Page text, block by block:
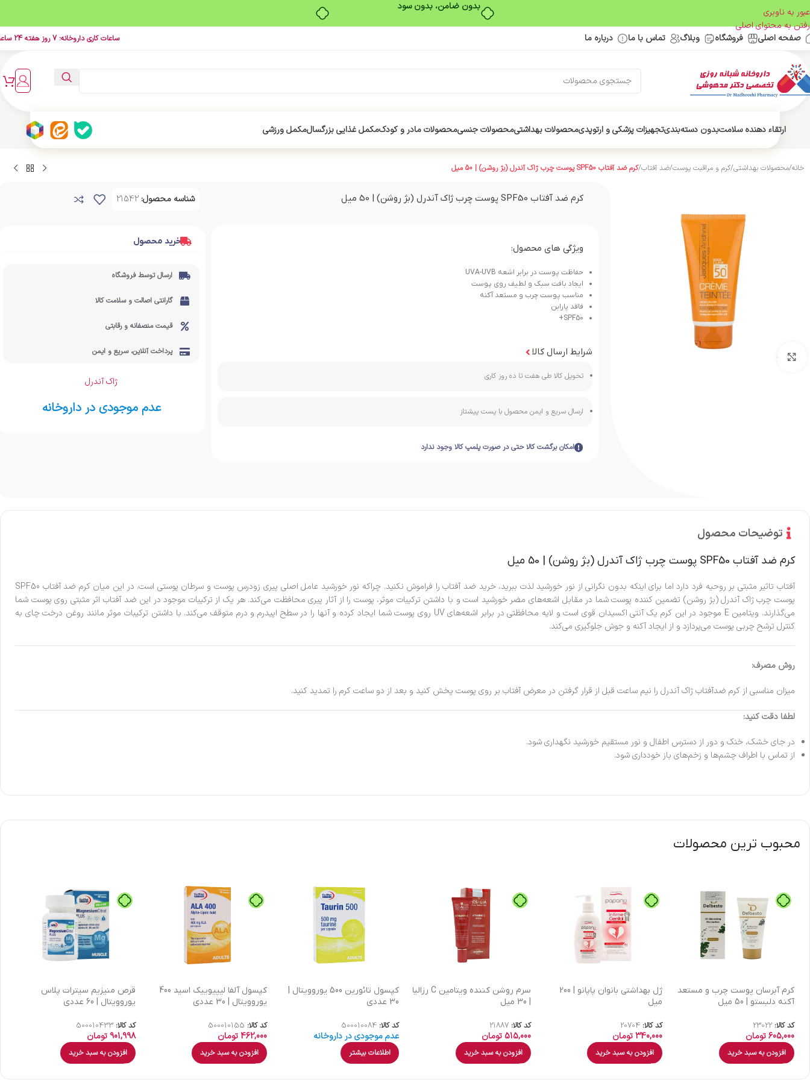
بدون ضامن، بدون سود
عبور به ناوبری
رفتن به محتوای اصلی
صفحه اصلی
فروشگاه وبلاگ تماس با ما درباره ما ساعات کاری داروخانه: 7 روز هفته 24 ساعت
ارتقاء دهنده سلامتبدون دسته‌بندیتجهیزات پزشکی و ارتوپدیمحصولات بهداشتیمحصولات جنسیمحصولات مادر و کودکمکمل غذایی بزرگسالمکمل ورزشی
خانه/محصولات بهداشتی/کرم و مراقبت پوست/ضد آفتاب/کرم ضد آفتاب SPF50 پوست چرب ژاک آندرل (بژ روشن) | 50 میل
کرم ضد آفتاب SPF50 پوست چرب ژاک آندرل (بژ روشن) | 50 میل
ویژگی های محصول:
حفاظت پوست در برابر اشعه UVA-UVB
ایجاد بافت سبک و لطیف روی پوست
مناسب پوست چرب و مستعد آکنه
فاقد پارابن
SPF50+
شرایط ارسال کالا
تحویل کالا طی هفت تا ده روز کاری
ارسال سریع و ایمن محصول با پست پیشتاز
امکان برگشت کالا حتی در صورت پلمپ کالا وجود ندارد
شناسه محصول: 21542
خرید محصول
ارسال توسط فروشگاه
گارانتی اصالت و سلامت کالا
قیمت منصفانه و رقابتی
پرداخت آنلاین، سریع و ایمن
ژاک آندرل
عدم موجودی در داروخانه
توضیحات محصول
کرم ضد آفتاب SPF50 پوست چرب ژاک آندرل (بژ روشن) | 50 میل
آفتاب تاثیر مثبتی بر روحیه فرد دارد اما برای اینکه بدون نگرانی از نور خورشید لذت ببرید، خرید ضد آفتاب را فراموش نکنید. چراکه نور خورشید عامل اصلی پیری زودرس پوست و سرطان پوستی است. در این میان کرم ضد آفتاب SPF50
پوست چرب ژاک آندرل (بژ روشن) تضمین کننده پوست شما در مقابل اشعه‌های مضر خورشید است و با داشتن ترکیبات موثر، پوست را از آثار پیری محافظت می‌کند. هر یک از ترکیبات موجود در این ضد آفتاب اثر مثبتی روی پوست شما
می‌گذارند. ویتامین E موجود در این کرم یک آنتی اکسیدان قوی است و لایه محافظتی در برابر اشعه‌های UV روی پوست شما ایجاد کرده و آنها را در سطح اپیدرم و درم متوقف می‌کند. با داشتن ترکیبات موثر مانند روغن درخت چای به
کنترل ترشح چربی پوست می‌پردازد و از ایجاد آکنه و جوش جلوگیری می‌کند.
روش مصرف:
میزان مناسبی از کرم ضدآفتاب ژاک آندرل را نیم ساعت قبل از قرار گرفتن در معرض آفتاب بر روی پوست پخش کنید و بعد از دو ساعت کرم را تمدید کنید.
لطفا دقت کنید:
در جای خشک، خنک و دور از دسترس اطفال و نور مستقیم خورشید نگهداری شود.
از تماس با اطراف چشم‌ها و زخم‌های باز خودداری شود.
محبوب ترین محصولات
كرم آبرسان پوست چرب و مستعد
آکنه دلبستو | 50 میل
کد کالا: 23022
605,000تومان
افزودن به سبد خرید
ژل بهداشتی بانوان پاپانو | 200
میل
کد کالا: 20704
340,000 تومان
افزودن به سبد خرید
سرم روشن کننده ویتامین C رزالیا
| 30 میل
کد کالا:21887
515,000 تومان
افزودن به سبد خرید
کپسول تائورین 500 یوروویتال |
30 عددی
کد کالا: 500010084
عدم موجودی در داروخانه
اطلاعات بیشتر
کپسول آلفا لیپیوییک اسید 400
یوروویتال | 30 عددی
کد کالا: 500010155
462,000 تومان
افزودن به سبد خرید
قرص منیزیم سیترات پلاس
یوروویتال | 60 عددی
کد کالا:500010433
901,998 تومان
افزودن به سبد خرید